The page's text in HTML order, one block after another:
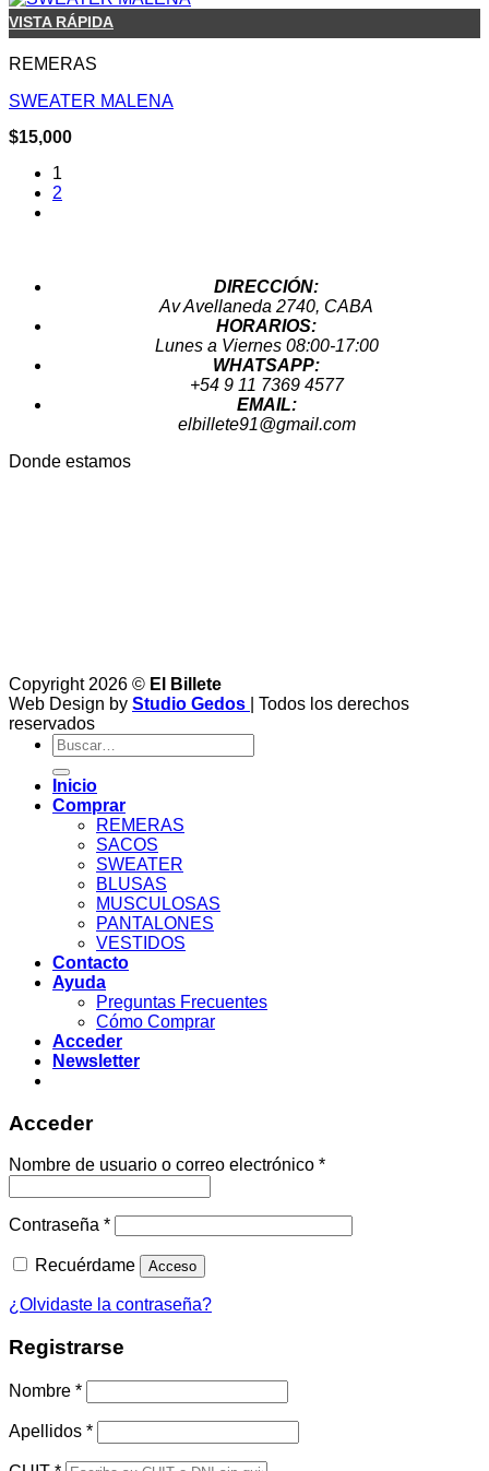
VISTA RÁPIDA
REMERAS
SWEATER MALENA
$15,000
1
2
DIRECCIÓN:
Av Avellaneda 2740, CABA
HORARIOS:
Lunes a Viernes 08:00-17:00
WHATSAPP:
+54 9 11 7369 4577
EMAIL:
elbillete91@gmail.com
Donde estamos
Copyright 2026 © El Billete
Web Design by Studio Gedos
| Todos los derechos
reservados
Buscar
por:
Inicio
Comprar
REMERAS
SACOS
SWEATER
BLUSAS
MUSCULOSAS
PANTALONES
VESTIDOS
Contacto
Ayuda
Preguntas Frecuentes
Cómo Comprar
Acceder
Newsletter
Acceder
Nombre de usuario o correo electrónico *Obligatorio
Contraseña *Obligatorio
Recuérdame Acceso
¿Olvidaste la contraseña?
Registrarse
Nombre *
Apellidos *